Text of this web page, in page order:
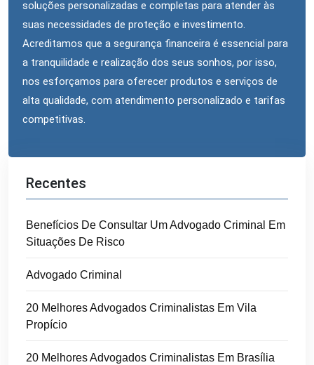
soluções personalizadas e completas para atender às
suas necessidades de proteção e investimento.
Acreditamos que a segurança financeira é essencial para
a tranquilidade e realização dos seus sonhos, por isso,
nos esforçamos para oferecer produtos e serviços de
alta qualidade, com atendimento personalizado e tarifas
competitivas.
Recentes
Benefícios De Consultar Um Advogado Criminal Em
Situações De Risco
Advogado Criminal
20 Melhores Advogados Criminalistas Em Vila
Propício
20 Melhores Advogados Criminalistas Em Brasília